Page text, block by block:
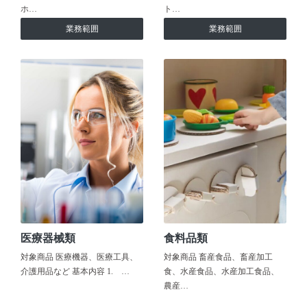
ホ…
業務範囲
ト…
業務範囲
医療器械類
対象商品 医療機器、医療工具、
介護用品など 基本内容 1. …
食料品類
対象商品 畜産食品、畜産加工
食、水産食品、水産加工食品、
農産…